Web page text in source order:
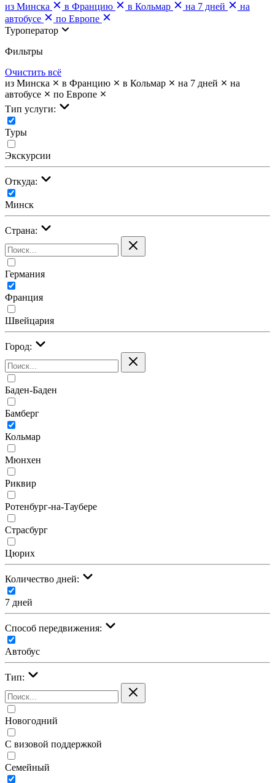
из Минска
в Францию в Кольмар на 7 дней
на
автобусе
по Европе
Туроператор
Фильтры
Очистить всё
из Минска
в Францию в Кольмар на 7 дней
на
автобусе
по Европе
Тип услуги:
Туры
Экскурсии
Откуда:
Минск
Страна:
Германия
Франция
Швейцария
Город:
Баден-Баден
Бамберг
Кольмар
Мюнхен
Риквир
Ротенбург-на-Таубере
Страсбург
Цюрих
Количество дней:
7 дней
Cпособ передвижения:
Автобус
Тип:
Новогодний
С визовой поддержкой
Семейный